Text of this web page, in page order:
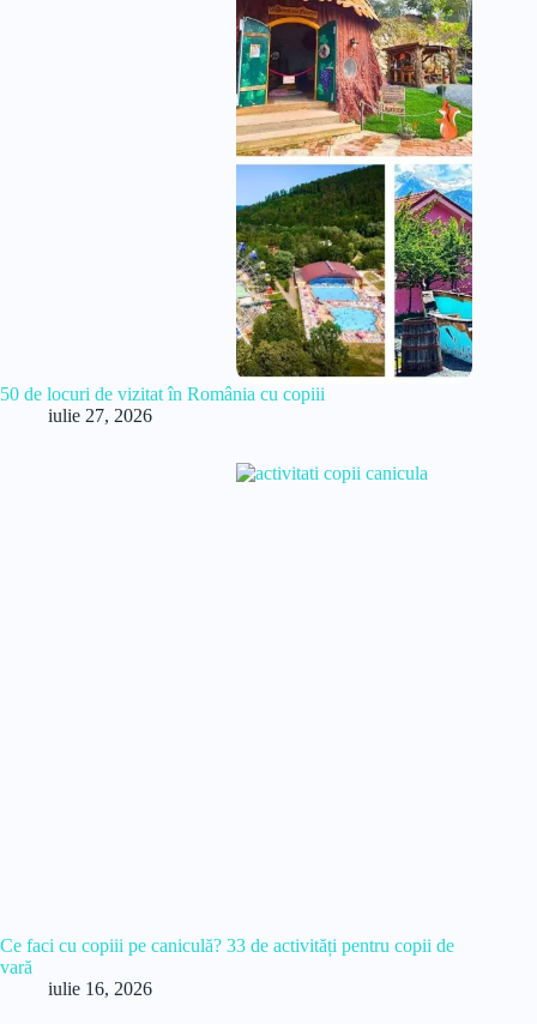
50 de locuri de vizitat în România cu copiii
iulie 27, 2026
Ce faci cu copiii pe caniculă? 33 de activități pentru copii de
vară
iulie 16, 2026